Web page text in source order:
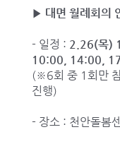
▶ 대면 월례회의
- 일정 : 2.26(목)
10:00, 14:00,
(※6회 중 1회만
진행)
- 장소 : 천안돌봄